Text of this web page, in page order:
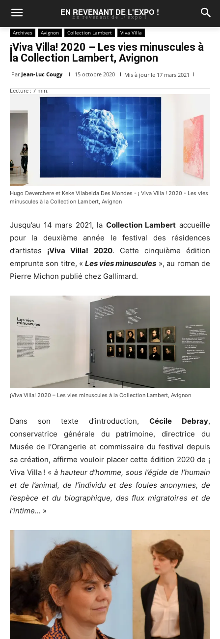
EN REVENANT DE L'EXPO !
En revenant de l\'expo !
Archives Avignon Collection Lambert Viva Villa
¡Viva Villa! 2020 – Les vies minuscules à
la Collection Lambert, Avignon
Par Jean-Luc Cougy 15 octobre 2020 Mis à jour le 17 mars 2021
Lecture :7min.
Hugo Deverchere et Keke Vilabelda Des Mondes - ¡ Viva Villa ! 2020 - Les vies
minuscules à la Collection Lambert, Avignon
Jusqu’au 14 mars 2021, la Collection Lambert accueille
pour la deuxième année le festival des résidences
d’artistes ¡Viva Villa! 2020. Cette cinquième édition
emprunte son titre, « Les vies minuscules », au roman de
Pierre Michon publié chez Gallimard.
¡Viva Villa! 2020 – Les vies minuscules à la Collection Lambert, Avignon
Dans son texte d’introduction, Cécile Debray,
conservatrice générale du patrimoine, directrice du
Musée de l’Orangerie et commissaire du festival depuis
sa création, affirme vouloir placer cette édition 2020 de ¡
Viva Villa ! « à hauteur d’homme, sous l’égide de l’humain
et de l’animal, de l’individu et des foules anonymes, de
l’espèce et du biographique, des flux migratoires et de
l’intime… »